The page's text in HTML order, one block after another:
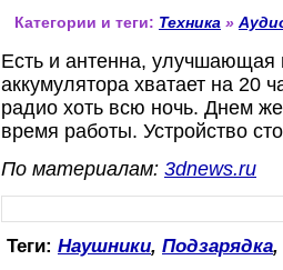
Категории и теги: Техника »
Есть и антенна,
аккумулятора хватает на 20
радио хоть всю ночь. Днем
время работы. Устройство
По материалам: 3dnews.ru
Теги: Наушники, Подзарядка,